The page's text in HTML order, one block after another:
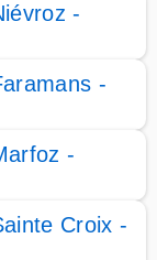
-
-
-
Croix -